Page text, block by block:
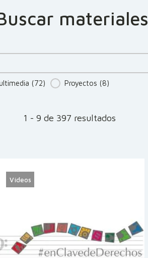
materiales
(72) Proyectos (8)
1 - 9 de 397 resultados
Vídeos